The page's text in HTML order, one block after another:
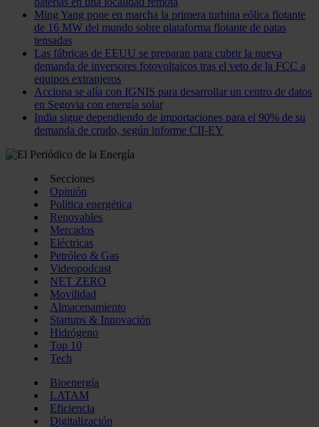
Ming Yang pone en marcha la primera turbina eólica flotante
de 16 MW del mundo sobre plataforma flotante de patas
tensadas
Las fábricas de EEUU se preparan para cubrir la nueva
demanda de inversores fotovoltaicos tras el veto de la FCC a
equipos extranjeros
Acciona se alía con IGNIS para desarrollar un centro de datos
en Segovia con energía solar
India sigue dependiendo de importaciones para el 90% de su
demanda de crudo, según informe CII-EY
Secciones
Opinión
Política energética
Renovables
Mercados
Eléctricas
Petróleo & Gas
Videopodcast
NET ZERO
Movilidad
Almacenamiento
Startups & Innovación
Hidrógeno
Top 10
Tech
Bioenergía
LATAM
Eficiencia
Digitalización